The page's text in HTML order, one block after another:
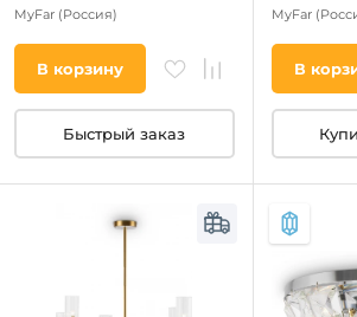
MyFar (Россия)
В корзину
Быстрый заказ
MyFar
В